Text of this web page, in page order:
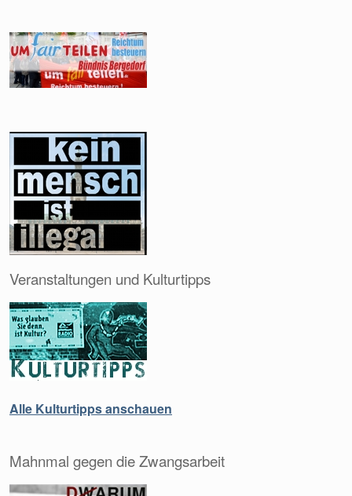
Veranstaltungen und Kulturtipps
Alle Kulturtipps anschauen
Mahnmal gegen die Zwangsarbeit